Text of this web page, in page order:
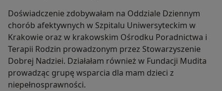
Doświadczenie zdobywałam na Oddziale Dziennym
chorób afektywnych w Szpitalu Uniwersyteckim w
Krakowie oraz w krakowskim Ośrodku Poradnictwa i
Terapii Rodzin prowadzonym przez Stowarzyszenie
Dobrej Nadziei. Działałam również w Fundacji Mudita
prowadząc grupę wsparcia dla mam dzieci z
niepełnosprawności.